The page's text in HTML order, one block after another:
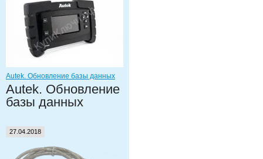
Autek. Обновление базы данных
Autek. Обновление
базы данных
27.04.2018